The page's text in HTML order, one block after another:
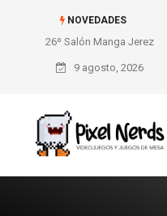
NOVEDADES
SNES Pixel Book para los amantes
9 agosto, 2026